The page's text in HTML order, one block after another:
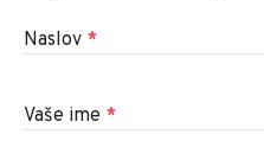
Naslov *
Vaše ime *